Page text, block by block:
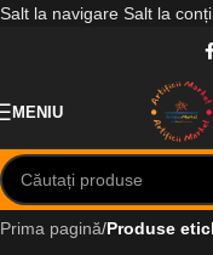
Salt la navigare Salt la
MENIU
Prima pagină/Produse